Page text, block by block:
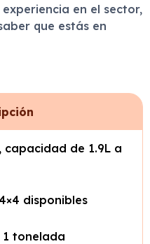
en el sector,
que estás en
capacidad de 1.9L a
disponibles
1 tonelada